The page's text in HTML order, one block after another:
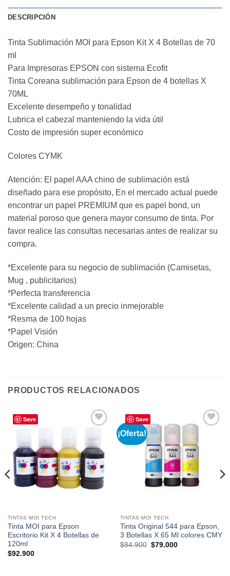
DESCRIPCIÓN
Tinta Sublimación MOI para Epson Kit X 4 Botellas de 70
ml
Para Impresoras EPSON con sistema Ecofit
Tinta Coreana sublimación para Epson de 4 botellas X
70ML
Excelente desempeño y tonalidad
Lubrica el cabezal manteniendo la vida útil
Costo de impresión super económico
Colores CYMK
Atención: El papel AAA chino de sublimación está
diseñado para ese propósito, En el mercado actual puede
encontrar un papel PREMIUM que es papel bond, un
material poroso que genera mayor consumo de tinta. Por
favor realice las consultas necesarias antes de realizar su
compra.
*Excelente para su negocio de sublimación (Camisetas,
Mug , publicitarios)
*Perfecta transferencia
*Excelente calidad a un precio inmejorable
*Resma de 100 hojas
*Papel Visión
Origen: China
PRODUCTOS RELACIONADOS
Save
lista de
deseos
TINTAS MOI TECH
Tinta MOI para Epson
Escritorio Kit X 4 Botellas de
120ml
$92.900
Save
¡Oferta!
lista de
TINTAS MOI TECH
Tinta Original 544 para Epson,
3 Botellas X 65 Ml colores CMY
$84.900 El
$79.000El